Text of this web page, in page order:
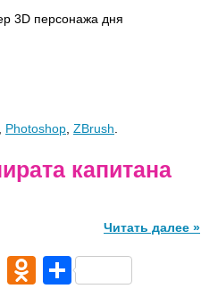
Photoshop ZBrush
капитана
Читать далее »
Mail.RuOdnoklassniki
Отправить